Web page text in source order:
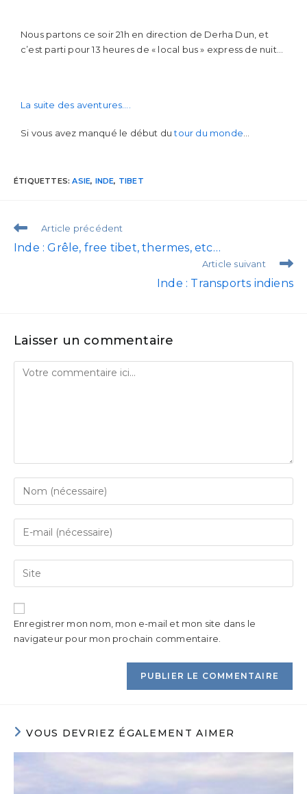
Nous partons ce soir 21h en direction de Derha Dun, et
c’est parti pour 13 heures de « local bus » express de nuit…
La suite des aventures….
Si vous avez manqué le début dutour du monde
ÉTIQUETTES:ASIE, INDE, TIBET
Article précédent
Inde : Grêle, free tibet, thermes, etc…
Article suivant
Inde : Transports indiens
Laisser un commentaire
Enregistrer mon nom, mon e-mail et mon site dans le
navigateur pour mon prochain commentaire.
VOUS DEVRIEZ ÉGALEMENT AIMER